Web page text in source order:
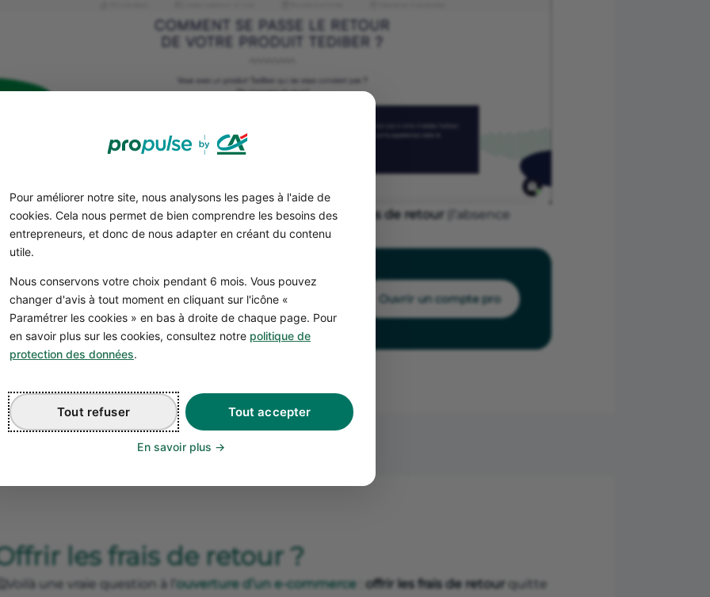
Pour améliorer notre site, nous analysons les pages à l'aide de
cookies. Cela nous permet de bien comprendre les besoins des
entrepreneurs, et donc de nous adapter en créant du contenu
utile.
Nous conservons votre choix pendant 6 mois. Vous pouvez
changer d'avis à tout moment en cliquant sur l'icône «
Paramétrer les cookies » en bas à droite de chaque page. Pour
en savoir plus sur les cookies, consultez notre politique de
protection des données.
Tout accepter
Tout refuser
En savoir plus
à afficher ledroit de rétractation dans vos conditions de retour
(l’absence
peut vous coûter jusqu’à 75 000 € d’amende).
Propulse, le compte pro qui
vous simplifie la vie
Ouvrir un compte pro
les frais de retour ?
une vraie question à l’ ouverture d’un e-commerce offrir les frais de retour quitte